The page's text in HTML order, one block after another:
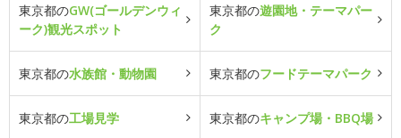
東京都のGW(ゴールデンウィ
ーク)観光スポット
東京都の遊園地・テーマパー
ク
東京都の水族館・動物園 東京都のフードテーマパーク
東京都の工場見学 東京都のキャンプ場・BBQ場